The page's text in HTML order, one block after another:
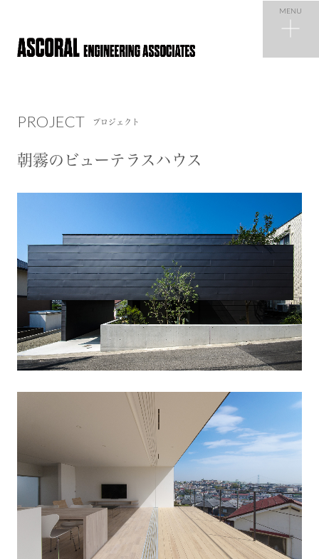
NEWS ニュース
COMPANY 会社概要
RECRUIT 採用情報
MENU
PROJECT プロジェクト
朝霧のビューテラスハウス